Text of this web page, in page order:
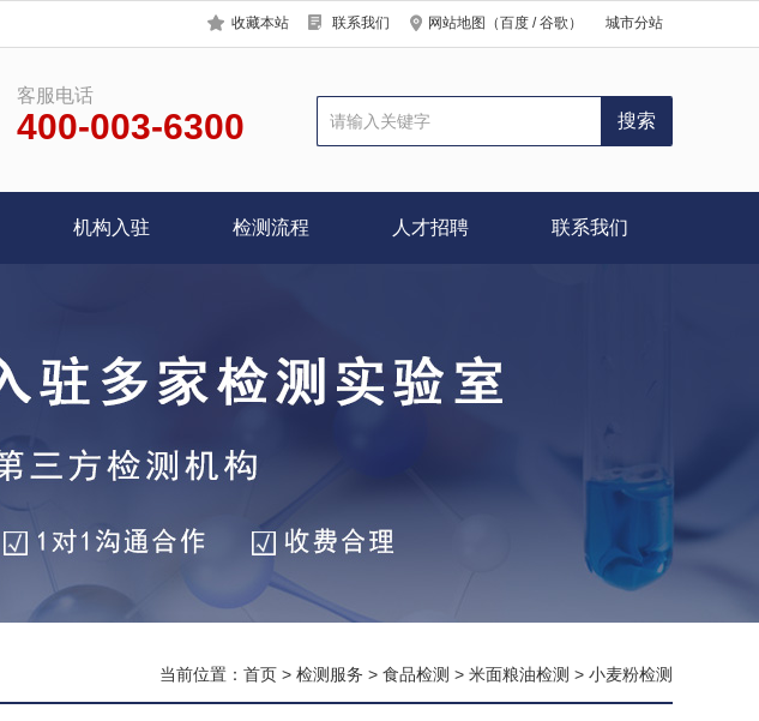
收藏本站 联系我们 网站地图 （百度 /谷歌 ） 城市分站
客服电话
400-003-6300
机构入驻 检测流程 人才招聘 联系我们
当前位置： 首页 > 检测服务 > 食品检测 > 米面粮油检测 > 小麦粉检测